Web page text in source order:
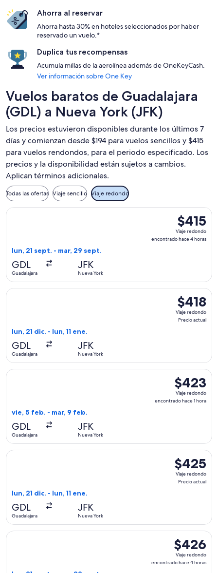
Ahorra al reservar
Ahorra hasta 30% en hoteles seleccionados por haber
reservado un vuelo.*
Duplica tus recompensas
Acumula millas de la aerolínea además de OneKeyCash.
Ver información sobre One Key
Vuelos baratos de Guadalajara
(GDL) a Nueva York (JFK)
Los precios estuvieron disponibles durante los últimos 7
días y comienzan desde $194 para vuelos sencillos y $415
para vuelos rendondos, para el periodo especificado. Los
precios y la disponibilidad están sujetos a cambios.
Aplican términos adicionales.
Todas las ofertas Viaje sencillo Viaje redondo
$415
Viaje
redondo,
$415
Viaje redondo
encontrado hace 4 horas
lun, 21 sept. - mar, 29 sept.
GDL
Guadalajara
JFK
Nueva York
Seleccionar vuelo de Viva, con salida el lun, 21 sept. desde
$418
Viaje
redondo,
$418
Viaje redondo
Precio actual
lun, 21 dic. - lun, 11 ene.
GDL
Guadalajara
JFK
Nueva York
Seleccionar vuelo de Viva, con salida el lun, 21 dic. desde
$423
Viaje
redondo,
$423
Viaje redondo
encontrado hace 1 hora
vie, 5 feb. - mar, 9 feb.
GDL
Guadalajara
JFK
Nueva York
Seleccionar vuelo de Viva, con salida el vie, 5 feb. desde
$425
Viaje
redondo,
$425
Viaje redondo
Precio actual
lun, 21 dic. - lun, 11 ene.
GDL
Guadalajara
JFK
Nueva York
Seleccionar vuelo de Viva, con salida el lun, 21 dic. desde
$426
Viaje
redondo,
$426
Viaje redondo
encontrado hace 4 horas
Seleccionar vuelo de Viva, con salida el lun, 21 sept. desde